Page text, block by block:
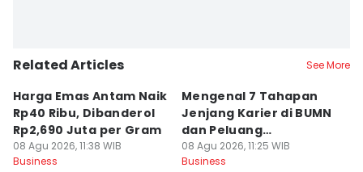
Related Articles See More
Harga Emas Antam Naik
Rp40 Ribu, Dibanderol
Rp2,690 Juta per Gram
08 Agu 2026, 11:38 WIB
Business
Mengenal 7 Tahapan
Jenjang Karier di BUMN
dan Peluang
Promosinya
08 Agu 2026, 11:25 WIB
Business